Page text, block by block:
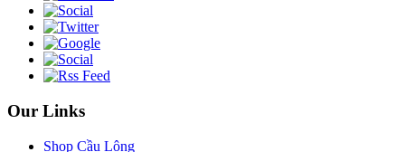
Our Links
Shop Cầu Lông